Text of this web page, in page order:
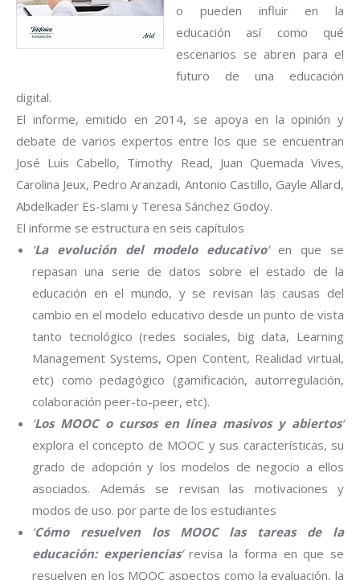
o pueden influir en la
educación así como qué
escenarios se abren para el
futuro de una educación
digital.
El informe, emitido en 2014, se apoya en la opinión y
debate de varios expertos entre los que se encuentran
José Luis Cabello, Timothy Read, Juan Quemada Vives,
Carolina Jeux, Pedro Aranzadi, Antonio Castillo, Gayle Allard,
Abdelkader Es-slami y Teresa Sánchez Godoy.
El informe se estructura en seis capítulos
‘La evolución del modelo educativo‘en que se
repasan una serie de datos sobre el estado de la
educación en el mundo, y se revisan las causas del
cambio en el modelo educativo desde un punto de vista
tanto tecnológico (redes sociales, big data, Learning
Management Systems, Open Content, Realidad virtual,
etc) como pedagógico (gamificación, autorregulación,
colaboración peer-to-peer, etc).
‘Los MOOC o cursos en línea masivos y abiertos‘
explora el concepto de MOOC y sus características, su
grado de adopción y los modelos de negocio a ellos
asociados. Además se revisan las motivaciones y
modos de uso. por parte de los estudiantes
‘Cómo resuelven los MOOC las tareas de la
educación: experiencias‘revisa la forma en que se
resuelven en los MOOC aspectos como la evaluación, la